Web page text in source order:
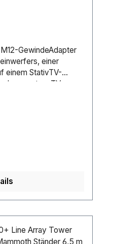
GewindeAdapter
einer
einem StativTV-